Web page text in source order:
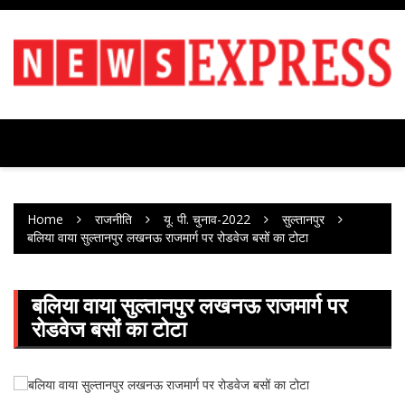
Skip
content
Home राजनीति यू. पी. चुनाव-2022
सुल्तानपुर
बलिया वाया सुल्तानपुर लखनऊ राजमार्ग पर रोडवेज बसों का टोटा
बलिया वाया सुल्तानपुर लखनऊ राजमार्ग पर
रोडवेज बसों का टोटा